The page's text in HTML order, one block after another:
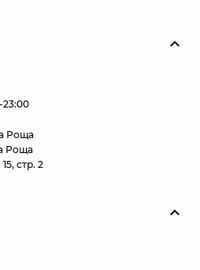
Роща
Роща
стр. 2